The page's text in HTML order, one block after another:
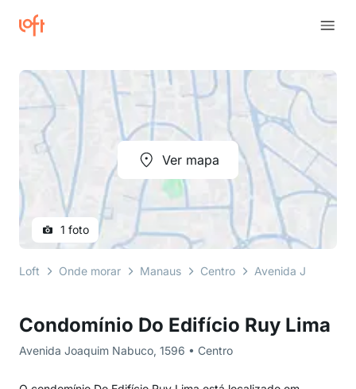
Condomínio Do Edifício Ruy Lima
Avenida Joaquim Nabuco, 1596 • Centro
Ver mapa
1 foto
Loft Onde morar Manaus Centro Avenida Joaquim